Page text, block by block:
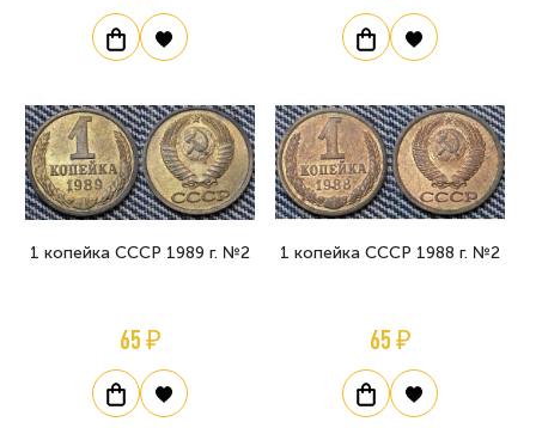
1 копейка СССР 1989 г. №2
65 ₽
1 копейка СССР 1988 г. №2
65 ₽